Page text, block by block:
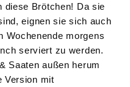
diese Brötchen! Da sie
eignen sie sich auch
Wochenende morgens
serviert zu werden.
Saaten außen herum
Version mit